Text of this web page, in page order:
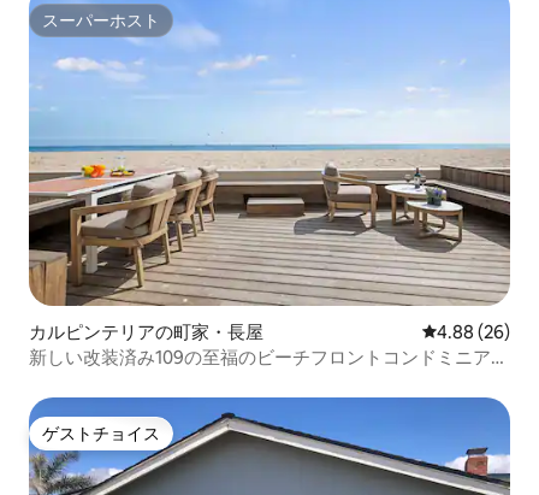
スーパーホスト
スーパーホスト
カルピンテリアの町家・長屋 レビュー26
4.88 (26)
新しい改装済み109の至福のビーチフロントコンドミニア
ゲストチョイス
ゲストチョイス